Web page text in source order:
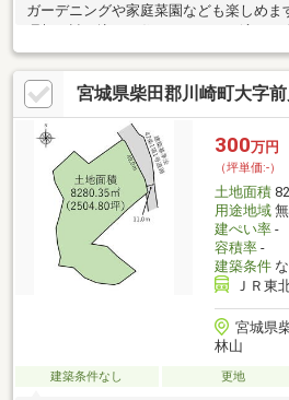
ガーデニングや家庭菜園なども楽しめ
宮城県柴田郡川崎町大字
300万円
（坪単価:-）
土地面積
用途地域無
建ぺい率-
容積率-
建築条件な
ＪＲ東
宮城県
林山
建築条件なし 更地